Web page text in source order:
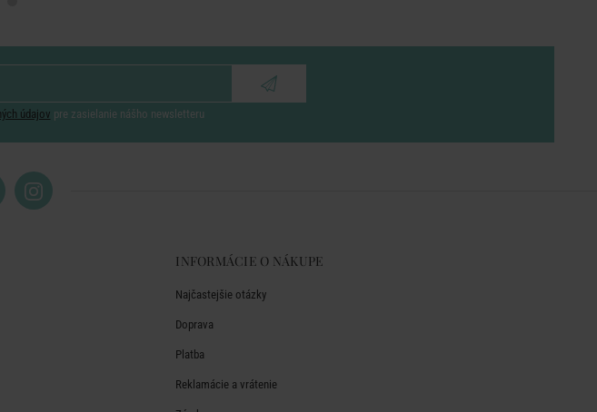
údajov pre zasielanie nášho newsletteru
INFORMÁCIE O NÁKUPE
Najčastejšie otázky
Doprava
Platba
Reklamácie a vrátenie